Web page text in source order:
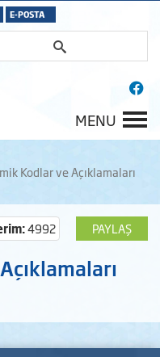
E-POSTA
MENU
Kodlar ve Açıklamaları
PAYLAŞ
4992